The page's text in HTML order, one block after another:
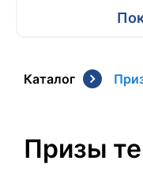
Каталог
Призы